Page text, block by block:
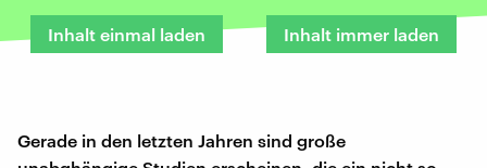
Inhalt einmal laden Inhalt immer laden
Gerade in den letzten Jahren sind große